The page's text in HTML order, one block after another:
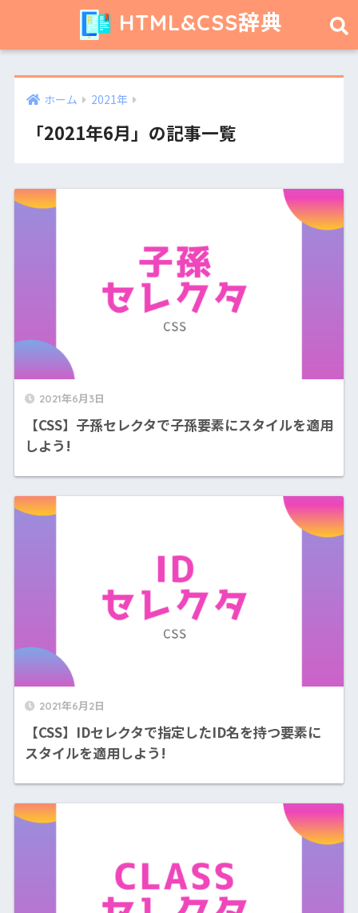
HTML&CSS辞典
ホーム 2021年
「2021年6月」の記事一覧
2021年6月3日
【CSS】子孫セレクタで子孫要素にスタイルを適用
しよう!
2021年6月2日
【CSS】IDセレクタで指定したID名を持つ要素に
スタイルを適用しよう!